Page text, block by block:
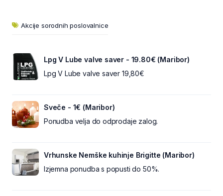
Akcije sorodnih poslovalnice
Lpg V Lube valve saver - 19.80€ (Maribor)
Lpg V Lube valve saver 19,80€
Sveče - 1€ (Maribor)
Ponudba velja do odprodaje zalog.
Vrhunske Nemške kuhinje Brigitte (Maribor)
Izjemna ponudba s popusti do 50%.